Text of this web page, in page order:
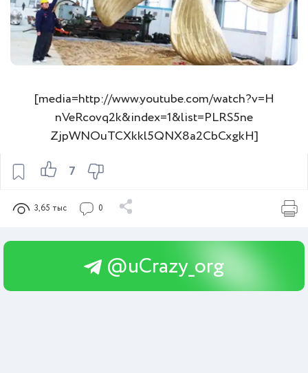
7
[media=http://www.youtube.com/watch?v=H
nVeRcovq2k&index=1&list=PLRS5ne
ZjpWNOuTCXkkl5QNX8a2CbCxgkH]
3,65 тыс 0
@uCrazy_org